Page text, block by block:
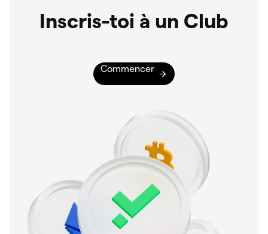
Inscris-toi à un Club
Commencer